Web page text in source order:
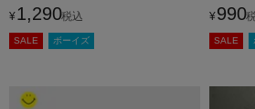
パーカー キッズ
¥ 1,290税込
SALE ボーイズ
対応商品
¥ 990
SALE